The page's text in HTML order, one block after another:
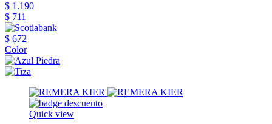
$ 1.190
$ 711
$ 672
Color
Quick view